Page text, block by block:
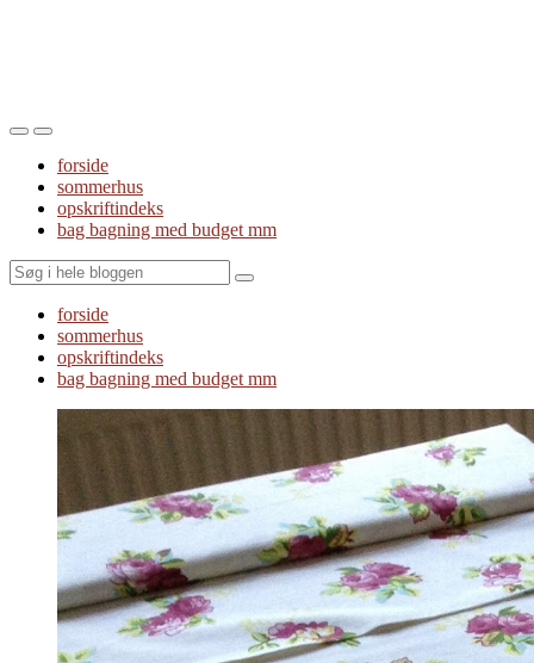
Toggle
mobile
menu
Toggle
the
search
field
forside
sommerhus
opskriftindeks
bag bagning med budget mm
Search
forside
sommerhus
opskriftindeks
bag bagning med budget mm